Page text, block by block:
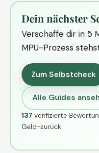
Dein nächster
Verschaffe dir in 5
MPU-Prozess
Zum Selbstcheck
Alle Guides
137 verifizierte
Geld-zurück